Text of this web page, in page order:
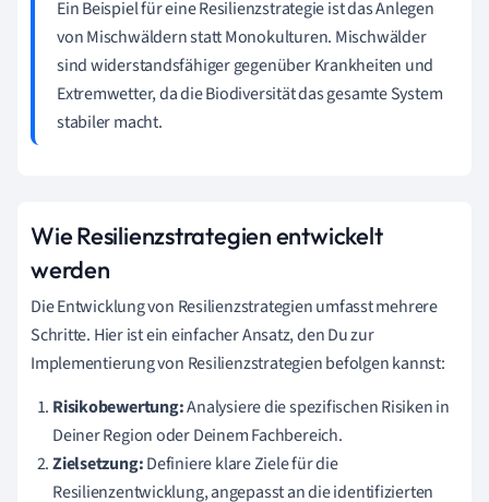
Ein Beispiel für eine Resilienzstrategie ist das Anlegen
von Mischwäldern statt Monokulturen. Mischwälder
sind widerstandsfähiger gegenüber Krankheiten und
Extremwetter, da die Biodiversität das gesamte System
stabiler macht.
Wie Resilienzstrategien entwickelt
werden
Die Entwicklung von Resilienzstrategien umfasst mehrere
Schritte. Hier ist ein einfacher Ansatz, den Du zur
Implementierung von Resilienzstrategien befolgen kannst:
Risikobewertung:Analysiere die spezifischen Risiken in
Deiner Region oder Deinem Fachbereich.
Zielsetzung:Definiere klare Ziele für die
Resilienzentwicklung, angepasst an die identifizierten